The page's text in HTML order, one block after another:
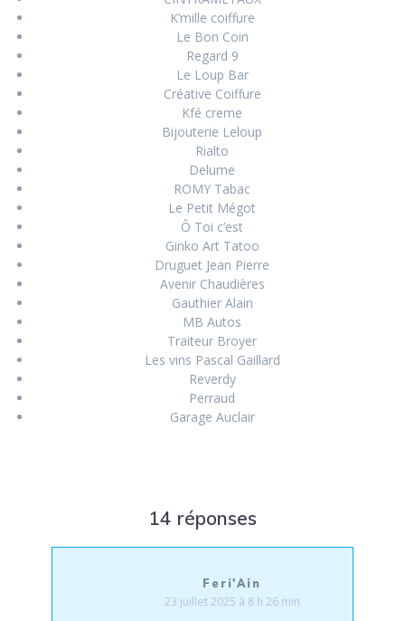
K’mille coiffure
Le Bon Coin
Regard 9
Le Loup Bar
Créative Coiffure
Kfé creme
Bijouterie Leloup
Rialto
Delume
ROMY Tabac
Le Petit Mégot
Ô Toi c’est
Ginko Art Tatoo
Druguet Jean Pierre
Avenir Chaudières
Gauthier Alain
MB Autos
Traiteur Broyer
Les vins Pascal Gaillard
Reverdy
Perraud
Garage Auclair
14 réponses
Feri'Ain
23 juillet 2025 à 8 h 26 min